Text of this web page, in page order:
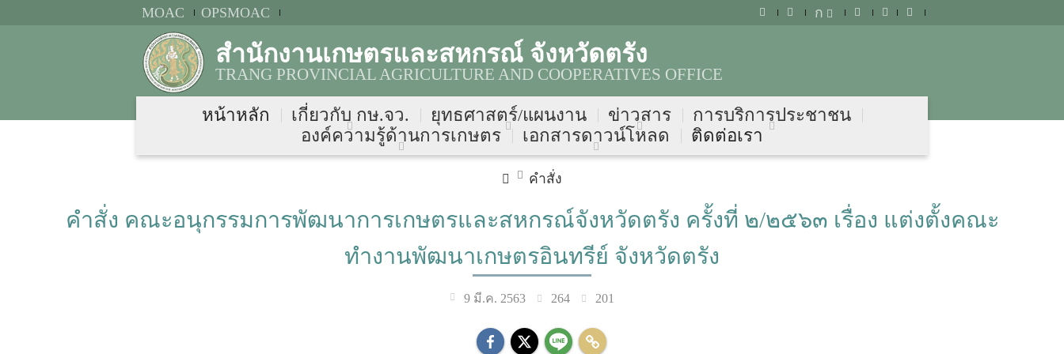
MOAC OPSMOAC ก
สำนักงานเกษตรและสหกรณ์ จังหวัดตรัง
TRANG PROVINCIAL AGRICULTURE AND COOPERATIVES OFFICE
หน้าหลัก เกี่ยวกับ กษ.จว. ยุทธศาสตร์/แผนงาน ข่าวสาร
การบริการประชาชน
องค์ความรู้ด้านการเกษตร
เอกสารดาวน์โหลด ติดต่อเรา
คำสั่ง
คำสั่ง คณะอนุกรรมการพัฒนาการเกษตรและสหกรณ์จังหวัดตรัง ครั้งที่ ๒/๒๕๖๓ เรื่อง แต่งตั้งคณะ
ทำงานพัฒนาเกษตรอินทรีย์ จังหวัดตรัง
9 มี.ค. 2563 264 201